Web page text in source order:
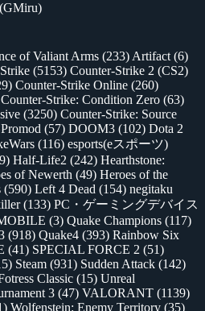
of Valiant Arms (233) Artifact (6)
(5153) Counter-Strike 2 (CS2)
Counter-Strike Online (260)
Counter-Strike: Condition Zero (63)
(3250) Counter-Strike: Source
(57) DOOM3 (102) Dota 2
(116) esports(eスポーツ)
Half-Life2 (242) Hearthstone:
of Newerth (49) Heroes of the
(590) Left 4 Dead (154) negitaku
(133) PC・ゲーミングデバイス
(3) Quake Champions (117)
(918) Quake4 (393) Rainbow Six
(41) SPECIAL FORCE 2 (51)
Steam (931) Sudden Attack (142)
Classic (15) Unreal
3 (47) VALORANT (1139)
Wolfenstein: Enemy Territory (35)